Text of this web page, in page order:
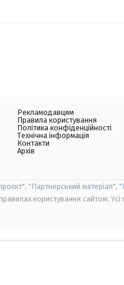
Рекламодавцям
Правила користування
Політика конфіденційності
Технічна інформація
Контакти
Архів
"Партнерський матеріал",
користування сайтом.